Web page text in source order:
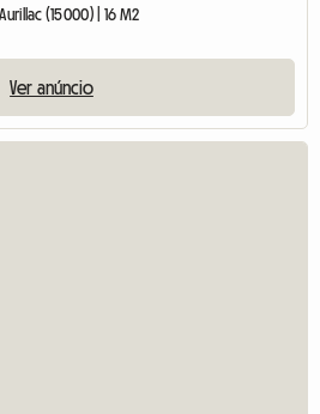
(15000) | 16 M2
Ver anúncio